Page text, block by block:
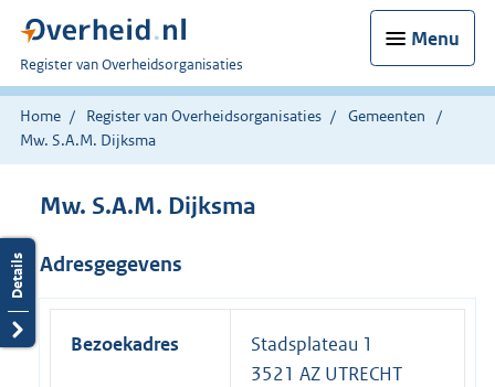
Menu
U
bent
nu
hier:
Register van Overheidsorganisaties
Home Register van Overheidsorganisaties
Gemeenten
Mw. S.A.M. Dijksma
Mw. S.A.M. Dijksma
Adresgegevens
Bezoekadres
Stadsplateau 1
3521 AZ UTRECHT